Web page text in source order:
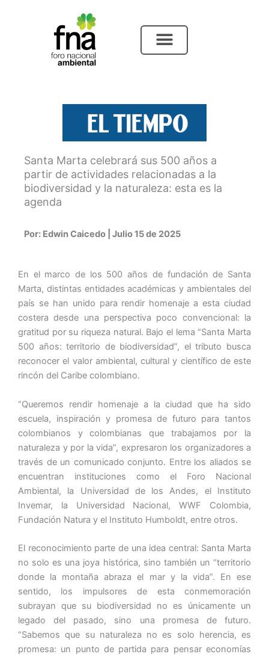
Santa Marta celebrará sus 500 años a
partir de actividades relacionadas a la
biodiversidad y la naturaleza: esta es la
agenda
Por: Edwin Caicedo | Julio 15 de 2025
En el marco de los 500 años de fundación de Santa
Marta, distintas entidades académicas y ambientales del
país se han unido para rendir homenaje a esta ciudad
costera desde una perspectiva poco convencional: la
gratitud por su riqueza natural. Bajo el lema “Santa Marta
500 años: territorio de biodiversidad”, el tributo busca
reconocer el valor ambiental, cultural y científico de este
rincón del Caribe colombiano.
“Queremos rendir homenaje a la ciudad que ha sido
escuela, inspiración y promesa de futuro para tantos
colombianos y colombianas que trabajamos por la
naturaleza y por la vida”, expresaron los organizadores a
través de un comunicado conjunto. Entre los aliados se
encuentran instituciones como el Foro Nacional
Ambiental, la Universidad de los Andes, el Instituto
Invemar, la Universidad Nacional, WWF Colombia,
Fundación Natura y el Instituto Humboldt, entre otros.
El reconocimiento parte de una idea central: Santa Marta
no solo es una joya histórica, sino también un “territorio
donde la montaña abraza el mar y la vida”. En ese
sentido, los impulsores de esta conmemoración
subrayan que su biodiversidad no es únicamente un
legado del pasado, sino una promesa de futuro.
“Sabemos que su naturaleza no es solo herencia, es
promesa: un punto de partida para pensar economías